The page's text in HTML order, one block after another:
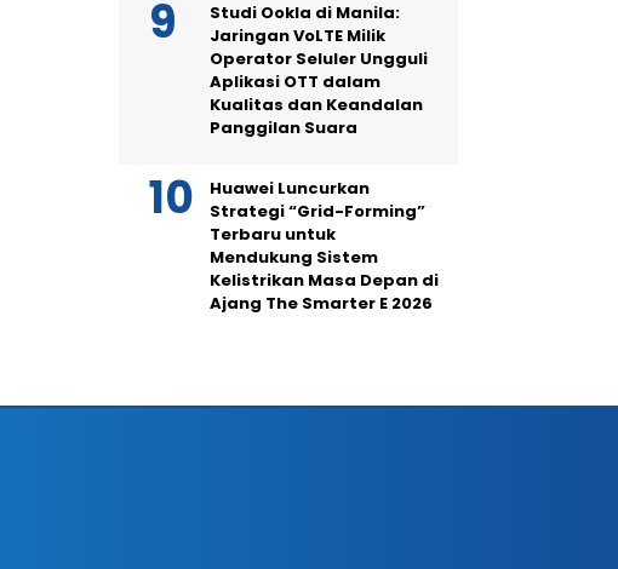
Studi Ookla di Manila:
Jaringan VoLTE Milik
Operator Seluler Ungguli
Aplikasi OTT dalam
Kualitas dan Keandalan
Panggilan Suara
Huawei Luncurkan
Strategi “Grid-Forming”
Terbaru untuk
Mendukung Sistem
Kelistrikan Masa Depan di
Ajang The Smarter E 2026